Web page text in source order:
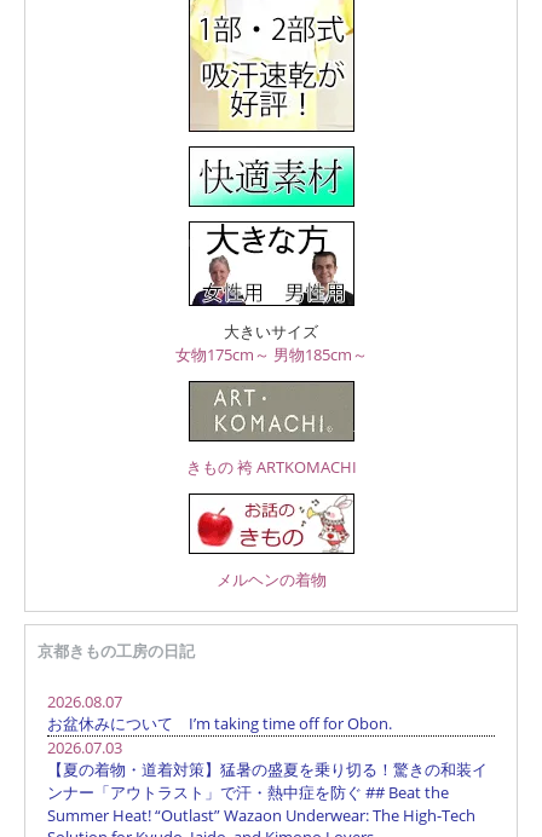
大きいサイズ
女物175cm～ 男物185cm～
きもの 袴 ARTKOMACHI
メルヘンの着物
京都きもの工房の日記